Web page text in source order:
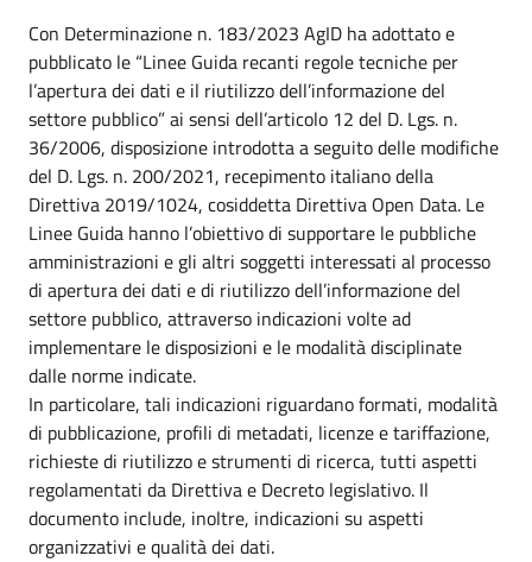
Con Determinazione n. 183/2023 AgID ha adottato e
pubblicato le “Linee Guida recanti regole tecniche per
l’apertura dei dati e il riutilizzo dell’informazione del
settore pubblico” ai sensi dell’articolo 12 del D. Lgs. n.
36/2006, disposizione introdotta a seguito delle modifiche
del D. Lgs. n. 200/2021, recepimento italiano della
Direttiva 2019/1024, cosiddetta Direttiva Open Data. Le
Linee Guida hanno l’obiettivo di supportare le pubbliche
amministrazioni e gli altri soggetti interessati al processo
di apertura dei dati e di riutilizzo dell’informazione del
settore pubblico, attraverso indicazioni volte ad
implementare le disposizioni e le modalità disciplinate
dalle norme indicate.
In particolare, tali indicazioni riguardano formati, modalità
di pubblicazione, profili di metadati, licenze e tariffazione,
richieste di riutilizzo e strumenti di ricerca, tutti aspetti
regolamentati da Direttiva e Decreto legislativo. Il
documento include, inoltre, indicazioni su aspetti
organizzativi e qualità dei dati.